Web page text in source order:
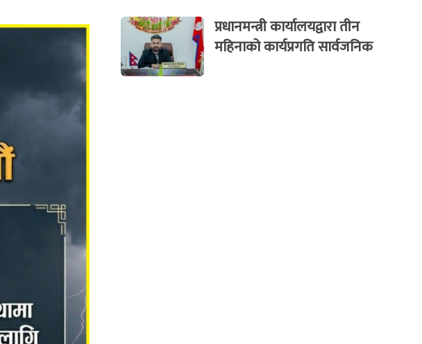
प्रधानमन्त्री कार्यालयद्वारा तीन
महिनाको कार्यप्रगति सार्वजनिक